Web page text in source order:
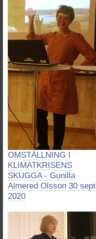
OMSTÄLLNING I
KLIMATKRISENS
SKUGGA - Gunilla
Almered Olsson 30 sept
2020